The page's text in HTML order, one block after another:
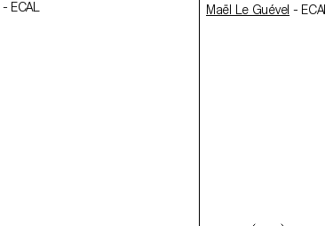
Héloïse Tourrenc
- ECAL
ECAL Maël Le Guével - ECAL
- ECAL